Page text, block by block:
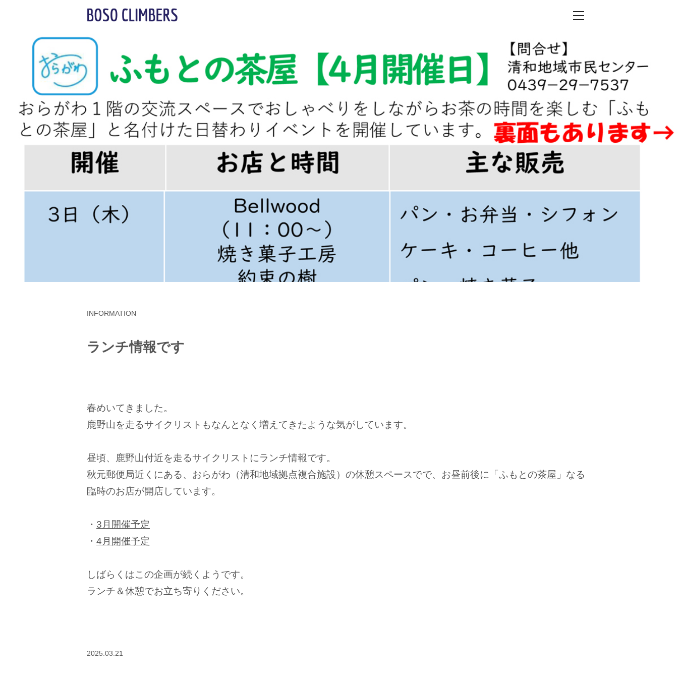
INFORMATION
ランチ情報です
春めいてきました。
鹿野山を走るサイクリストもなんとなく増えてきたような気がしています。
昼頃、鹿野山付近を走るサイクリストにランチ情報です。
秋元郵便局近くにある、おらがわ（清和地域拠点複合施設）の休憩スペースでで、お昼前後に「ふもとの茶屋」なる
臨時のお店が開店しています。
・ 3月開催予定
・ 4月開催予定
しばらくはこの企画が続くようです。
ランチ＆休憩でお立ち寄りください。
2025.03.21